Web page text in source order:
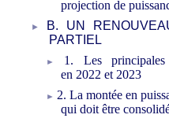
projection de
B. UN
PARTIEL
1. Les
en 2022 et 2023
2. La montée en
qui doit être